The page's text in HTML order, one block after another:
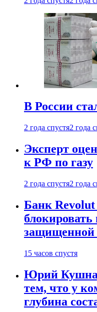
В России
2 года спустя2 года
Эксперт
к РФ по газу
2 года спустя2 года
Банк
блокировать
защищенной
15 часов спустя
Юрий
тем, что у
глубина